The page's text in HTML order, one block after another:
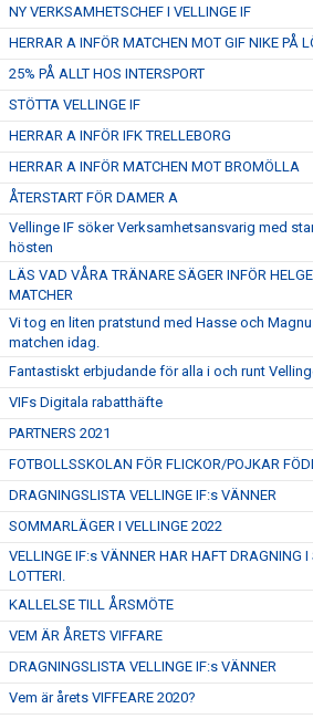
NY VERKSAMHETSCHEF I VELLINGE IF
HERRAR A INFÖR MATCHEN MOT GIF NIKE PÅ
25% PÅ ALLT HOS INTERSPORT
STÖTTA VELLINGE IF
HERRAR A INFÖR IFK TRELLEBORG
HERRAR A INFÖR MATCHEN MOT BROMÖLLA
ÅTERSTART FÖR DAMER A
Vellinge IF söker Verksamhetsansvarig med
hösten
LÄS VAD VÅRA TRÄNARE SÄGER INFÖR
MATCHER
Vi tog en liten pratstund med Hasse och
matchen idag.
Fantastiskt erbjudande för alla i och runt
VIFs Digitala rabatthäfte
PARTNERS 2021
FOTBOLLSSKOLAN FÖR FLICKOR/POJKAR
DRAGNINGSLISTA VELLINGE IF:s VÄNNER
SOMMARLÄGER I VELLINGE 2022
VELLINGE IF:s VÄNNER HAR HAFT DRAGNING I
LOTTERI.
KALLELSE TILL ÅRSMÖTE
VEM ÄR ÅRETS VIFFARE
DRAGNINGSLISTA VELLINGE IF:s VÄNNER
Vem är årets VIFFEARE 2020?